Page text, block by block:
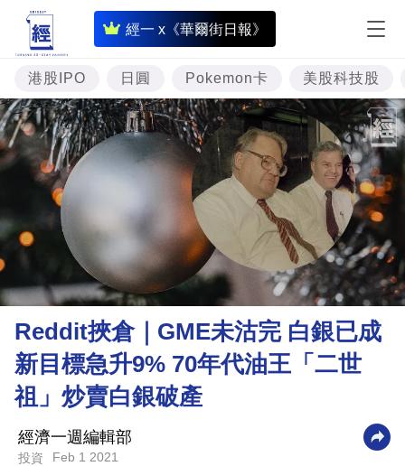
經一 x《華爾街日報》
即
時
財
經
專
題
市
理
財
商
業
科
技
港股IPO 日圓 Pokemon卡 美股科技股
Reddit挾倉｜GME未沽完 白銀已成
新目標急升9% 70年代油王「二世
祖」炒賣白銀破產
經濟一週編輯部
投資 Feb 1 2021